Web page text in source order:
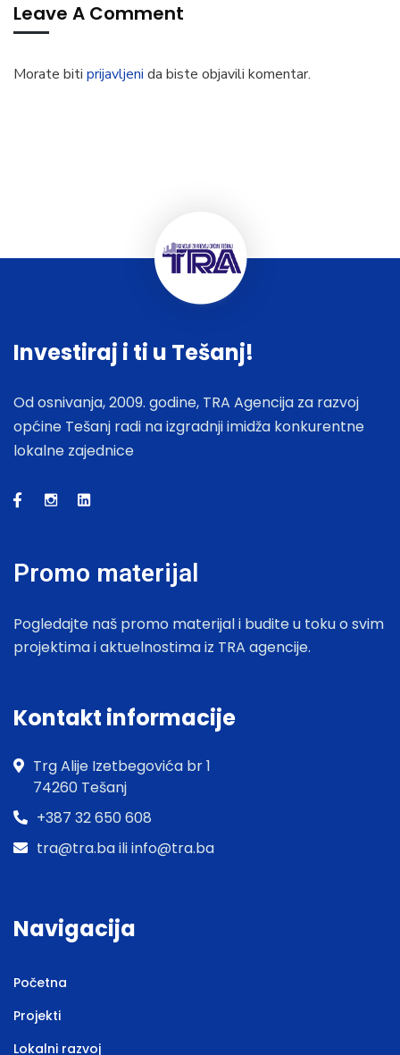
Leave A Comment
Morate biti prijavljeni da biste objavili komentar.
Investiraj i ti u Tešanj!
Od osnivanja, 2009. godine, TRA Agencija za razvoj
općine Tešanj radi na izgradnji imidža konkurentne
lokalne zajednice
Promo materijal
Pogledajte naš promo materijal i budite u toku o svim
projektima i aktuelnostima iz TRA agencije.
Kontakt informacije
Trg Alije Izetbegovića br 1
74260 Tešanj
+387 32 650 608
tra@tra.ba ili info@tra.ba
Navigacija
Početna
Projekti
Lokalni razvoj